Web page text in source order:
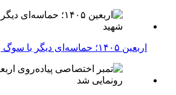
اربعین ۱۴۰۵؛ حماسه‌ای دیگر با سوگ رهبر شهید